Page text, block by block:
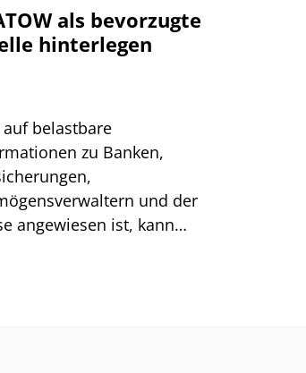
als bevorzugte
hinterlegen
auf belastbare
zu Banken,
und der
angewiesen ist, kann